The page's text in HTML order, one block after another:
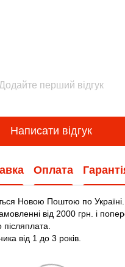
Додайте перший відгук
Написати відгук
Оплата
Новою Поштою по
від 2000 грн. і
від 1 до 3 років.